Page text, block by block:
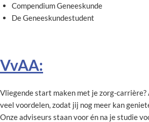
Compendium Geneeskunde
De Geneeskundestudent
VvAA:
Vliegende start maken met je zorg-
veel voordelen, zodat jij nog meer kan
Onze adviseurs staan voor én na je studie